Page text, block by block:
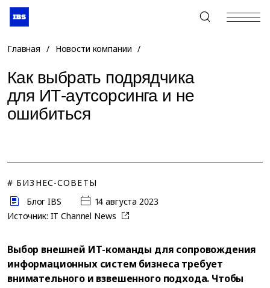
+7 (495) 967-80-80
Главная / Новости компании /
Как выбрать подрядчика
для ИТ-аутсорсинга и не
ошибиться
# БИЗНЕС-СОВЕТЫ
Блог IBS
14 августа 2023
Источник: IT Channel News
Выбор внешней ИТ-команды для сопровождения
информационных систем бизнеса требует
внимательного и взвешенного подхода. Чтобы